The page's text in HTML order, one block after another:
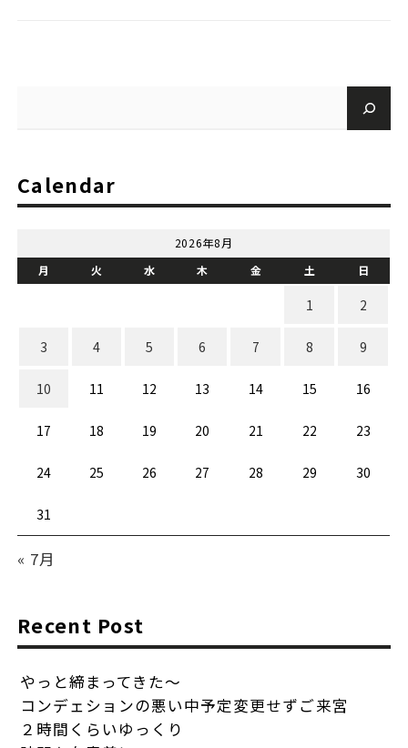
Calendar
2026年8月
月
火 水 木 金 土 日
1 2
3 4 5 6 7 8 9
10 11 12 13 14 15 16
17 18 19 20 21 22 23
24 25 26 27 28 29 30
31
« 7月
Recent Post
やっと締まってきた〜
コンデェションの悪い中予定変更せずご来宮
２時間くらいゆっくり